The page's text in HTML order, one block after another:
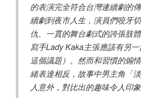
的表演完全符合台灣連續劇的
續劇到夜市人生，演員們咬牙
仇、一貫的舞台劇式的誇張肢
寫手Lady Kaka主張應該有另
這個議題）。然而和習慣的煽
緒表達相反，故事中男主角「
人意外，對比出的趣味令人印象